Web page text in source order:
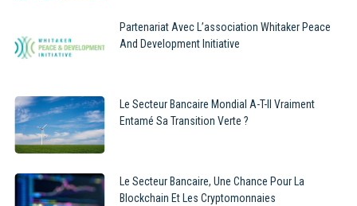
Partenariat Avec L’association Whitaker Peace
And Development Initiative
Le Secteur Bancaire Mondial A-T-Il Vraiment
Entamé Sa Transition Verte ?
Le Secteur Bancaire, Une Chance Pour La
Blockchain Et Les Cryptomonnaies